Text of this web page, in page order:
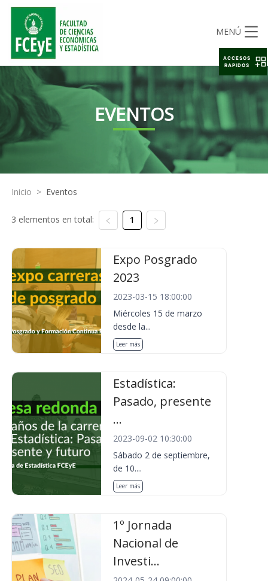
MENÚ
EVENTOS
Inicio > Eventos
3 elementos en total: 1
Expo Posgrado
2023
2023-03-15 18:00:00
Miércoles 15 de marzo
desde la...
Leer más
Estadística:
Pasado, presente
...
2023-09-02 10:30:00
Sábado 2 de septiembre,
de 10....
Leer más
1º Jornada
Nacional de
Investi...
ACCESOS
RAPIDOS